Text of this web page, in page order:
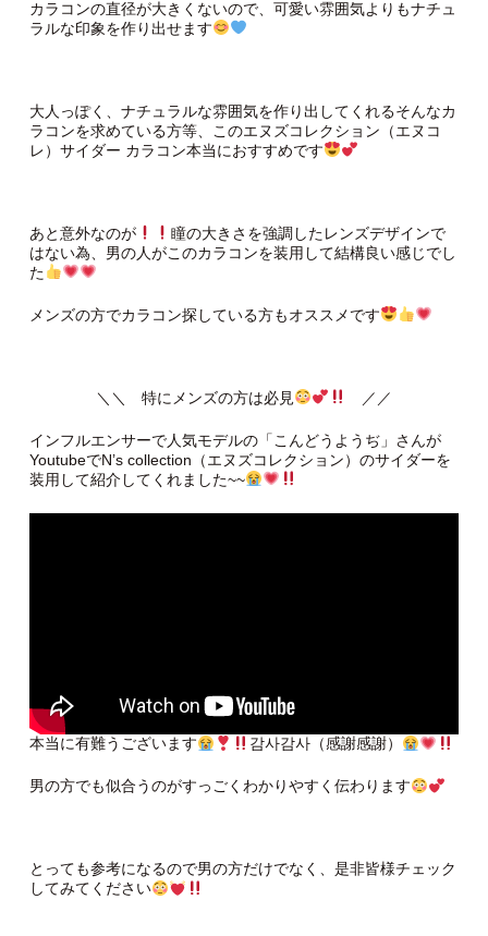
カラコンの直径が大きくないので、可愛い雰囲気よりもナチュ
ラルな印象を作り出せます
大人っぽく、ナチュラルな雰囲気を作り出してくれるそんなカ
ラコンを求めている方等、このエヌズコレクション（エヌコ
レ）サイダー カラコン本当におすすめです
あと意外なのが
瞳の大きさを強調したレンズデザインで
はない為、男の人がこのカラコンを装用して結構良い感じでし
た
メンズの方でカラコン探している方もオススメです
＼＼ 特にメンズの方は必見 ／／
インフルエンサーで人気モデルの「こんどうようぢ」さんが
YoutubeでN’s collection（エヌズコレクション）のサイダーを
装用して紹介してくれました~~
本当に有難うございます 감사감사（感謝感謝）
男の方でも似合うのがすっごくわかりやすく伝わります
とっても参考になるので男の方だけでなく、是非皆様チェック
してみてください